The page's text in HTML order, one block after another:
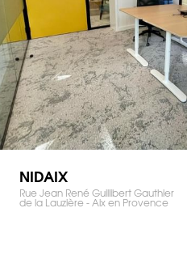
NIDAIX
Rue Jean René Guillibert Gauthier
de la Lauzière - Aix en Provence